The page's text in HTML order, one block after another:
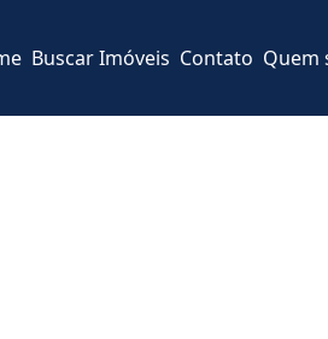
Buscar Imóveis Contato Quem